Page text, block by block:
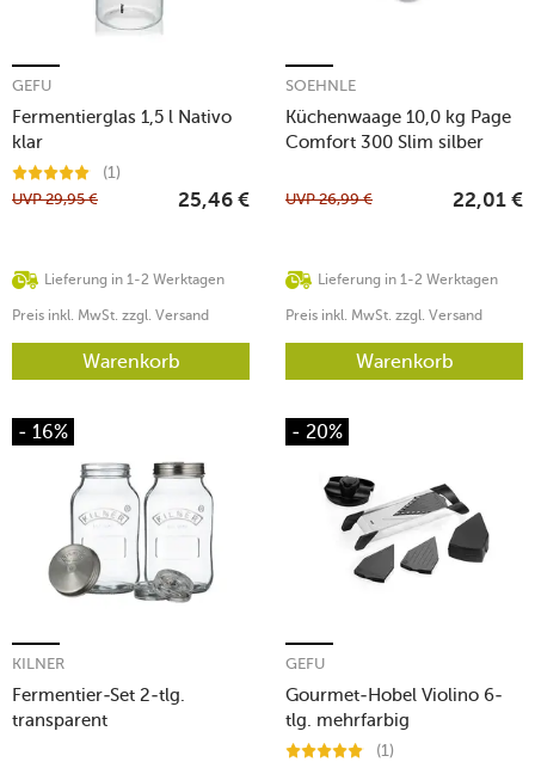
Fermentierglas 1,5 l Nativo
klar
GEFU
(1)
Lieferung in 1-2 Werktagen
UVP29,95 € 25,46 €
Preis inkl. MwSt. zzgl. Versand
Warenkorb
Küchenwaage 10,0 kg Page
Comfort 300 Slim silber
SOEHNLE
Lieferung in 1-2 Werktagen
UVP26,99 € 22,01 €
Preis inkl. MwSt. zzgl. Versand
Warenkorb
- 16%
Fermentier-Set 2-tlg.
transparent
KILNER
- 20%
Gourmet-Hobel Violino 6-
tlg. mehrfarbig
GEFU
(1)